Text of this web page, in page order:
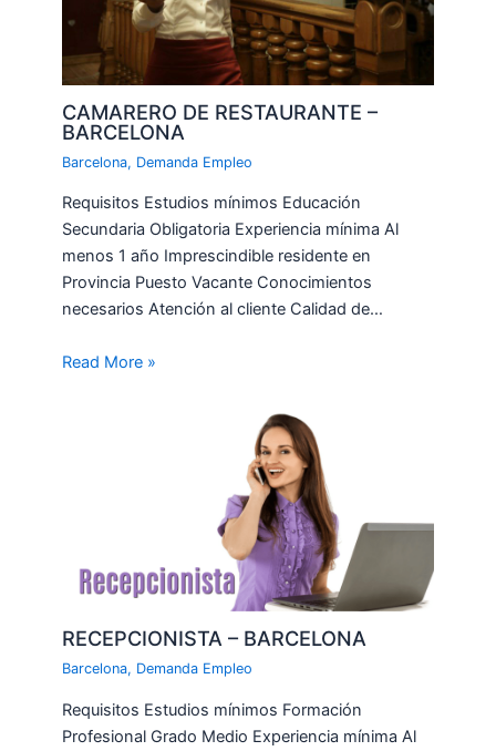
CAMARERO DE RESTAURANTE –
BARCELONA
Barcelona, Demanda Empleo
Requisitos Estudios mínimos Educación
Secundaria Obligatoria Experiencia mínima Al
menos 1 año Imprescindible residente en
Provincia Puesto Vacante Conocimientos
necesarios Atención al cliente Calidad de…
Read More »
RECEPCIONISTA – BARCELONA
Barcelona, Demanda Empleo
Requisitos Estudios mínimos Formación
Profesional Grado Medio Experiencia mínima Al